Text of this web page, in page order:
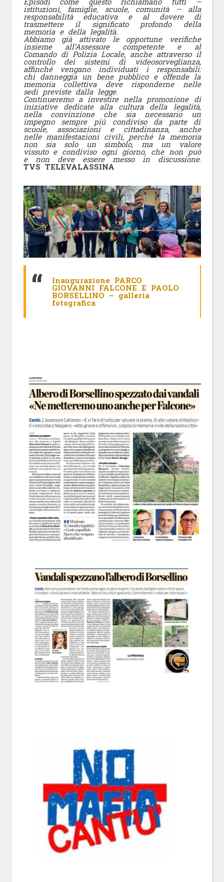
istituzioni, famiglie, scuole, comunità – alla
responsabilità educativa e al dovere di
trasmettere il significato profondo della
memoria e della legalità.
Abbiamo già attivato le opportune verifiche
insieme all’Assessore competente e al
Comando di Polizia Locale, anche attraverso il
controllo dei sistemi di videosorveglianza,
affinché vengano individuati i responsabili:
chi danneggia un bene pubblico e offende la
memoria collettiva deve risponderne nelle
sedi previste dalla legge.
Continueremo a investire nella promozione di
iniziative dedicate alla cultura della legalità,
nella convinzione che sia necessario un
impegno sempre più condiviso da parte di
scuole, associazioni e cittadinanza, anche
nelle manifestazioni civili, perché la memoria
non sia solo un simbolo, ma un valore
vissuto e condiviso ogni giorno, che non può
e non deve essere messo in discussione.
TVS TELEVALASSINA
Inaugurazione PARCO
GIOVANNI FALCONE E PAOLO
BORSELLINO – galleria
fotografica